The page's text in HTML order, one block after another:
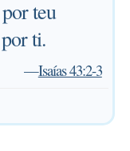
teu
ti.
—Isaías 43:2-3